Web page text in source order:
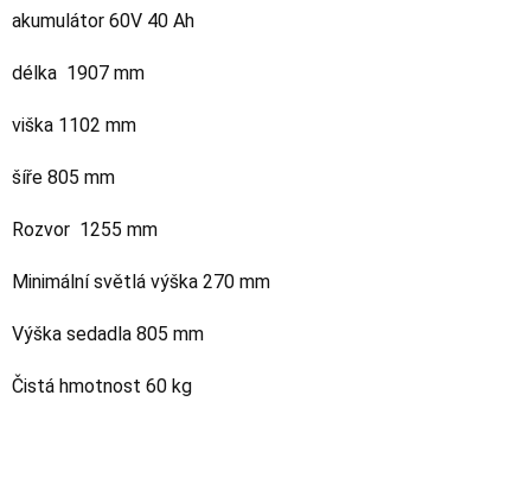
akumulátor 60V 40 Ah
délka 1907 mm
viška 1102 mm
šíře 805 mm
Rozvor 1255 mm
Minimální světlá výška 270 mm
Výška sedadla 805 mm
Čistá hmotnost 60 kg